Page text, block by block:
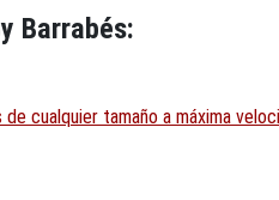
Barrabés:
cualquier tamaño a máxima